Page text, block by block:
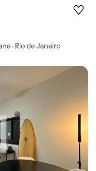
· Rio de Janeiro